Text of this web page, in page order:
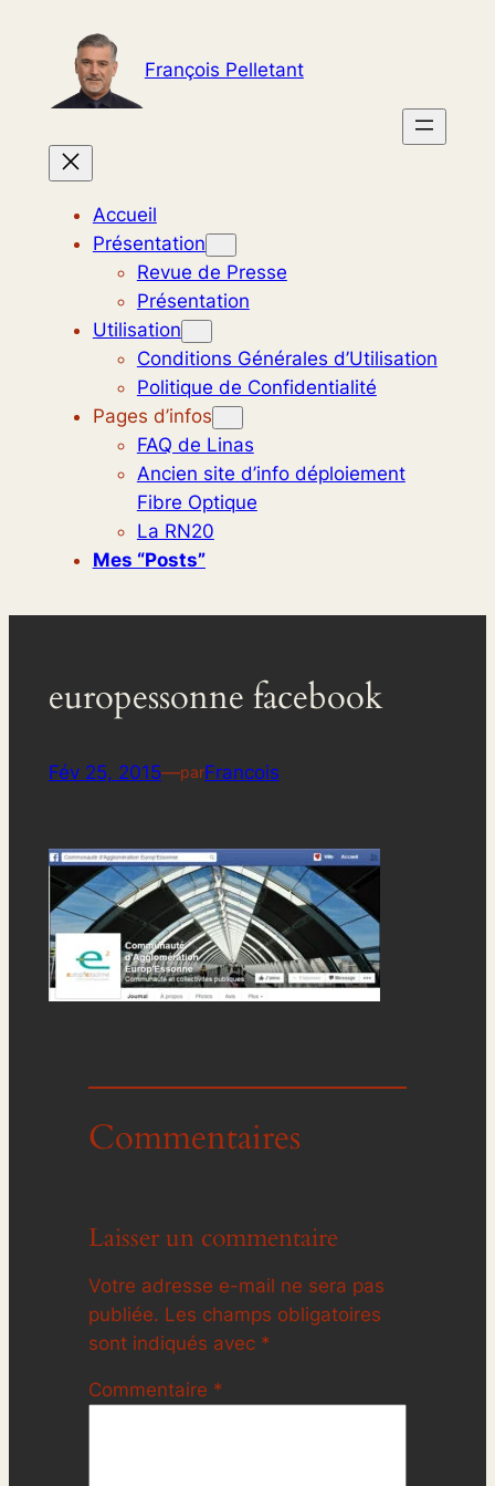
contenu
François Pelletant
Accueil
Présentation
Revue de Presse
Présentation
Utilisation
Conditions Générales d’Utilisation
Politique de Confidentialité
Pages d’infos
FAQ de Linas
Ancien site d’info déploiement
Fibre Optique
La RN20
Mes “posts”
europessonne facebook
Fév 25, 2015—parFrancois
Commentaires
Laisser un commentaire
Votre adresse e-mail ne sera pas
publiée. Les champs obligatoires
sont indiqués avec *
Commentaire *